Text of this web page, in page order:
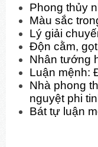
Phong thủy
Màu sắc
Lý giải
Độn cằm,
Nhân tướng
Luận mệnh:
Nhà phong
nguyệt phi
Bát tự luận